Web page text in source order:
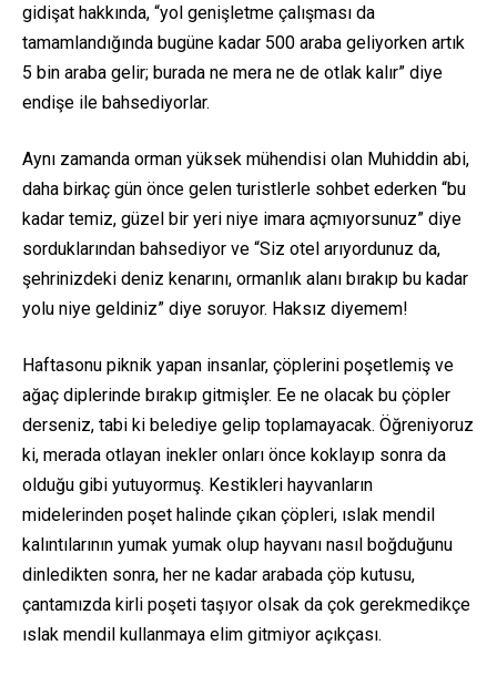
gidişat hakkında, “yol genişletme çalışması da
tamamlandığında bugüne kadar 500 araba geliyorken artık
5 bin araba gelir; burada ne mera ne de otlak kalır” diye
endişe ile bahsediyorlar.
Aynı zamanda orman yüksek mühendisi olan Muhiddin abi,
daha birkaç gün önce gelen turistlerle sohbet ederken “bu
kadar temiz, güzel bir yeri niye imara açmıyorsunuz” diye
sorduklarından bahsediyor ve “Siz otel arıyordunuz da,
şehrinizdeki deniz kenarını, ormanlık alanı bırakıp bu kadar
yolu niye geldiniz” diye soruyor. Haksız diyemem!
Haftasonu piknik yapan insanlar, çöplerini poşetlemiş ve
ağaç diplerinde bırakıp gitmişler. Ee ne olacak bu çöpler
derseniz, tabi ki belediye gelip toplamayacak. Öğreniyoruz
ki, merada otlayan inekler onları önce koklayıp sonra da
olduğu gibi yutuyormuş. Kestikleri hayvanların
midelerinden poşet halinde çıkan çöpleri, ıslak mendil
kalıntılarının yumak yumak olup hayvanı nasıl boğduğunu
dinledikten sonra, her ne kadar arabada çöp kutusu,
çantamızda kirli poşeti taşıyor olsak da çok gerekmedikçe
ıslak mendil kullanmaya elim gitmiyor açıkçası.